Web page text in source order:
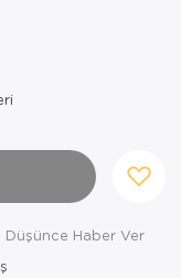
Düşünce Haber Ver